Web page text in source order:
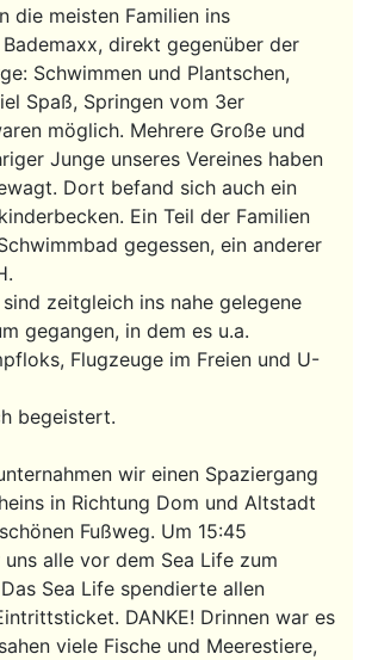
die meisten Familien ins
direkt gegenüber der
Schwimmen und Plantschen,
Spaß, Springen vom 3er
möglich. Mehrere Große und
Junge unseres Vereines haben
Dort befand sich auch ein
Ein Teil der Familien
gegessen, ein anderer
zeitgleich ins nahe gelegene
gegangen, in dem es u.a.
Flugzeuge im Freien und U-
begeistert.
wir einen Spaziergang
in Richtung Dom und Altstadt
Fußweg. Um 15:45
alle vor dem Sea Life zum
Sea Life spendierte allen
DANKE! Drinnen war es
viele Fische und Meerestiere,